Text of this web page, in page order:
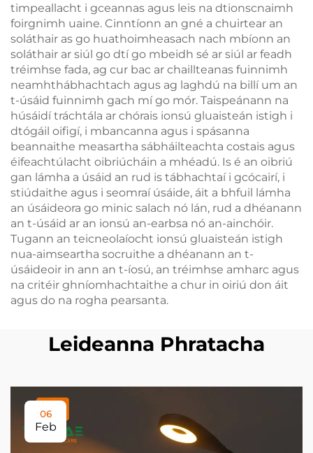
timpeallacht i gceannas agus leis na dtionscnaimh
foirgnimh uaine. Cinntíonn an gné a chuirtear an
soláthair as go huathoimheasach nach mbíonn an
soláthair ar siúl go dtí go mbeidh sé ar siúl ar feadh
tréimhse fada, ag cur bac ar chaillteanas fuinnimh
neamhthábhachtach agus ag laghdú na billí um an
t-úsáid fuinnimh gach mí go mór. Taispeánann na
húsáidí tráchtála ar chórais ionsú gluaisteán istigh i
dtógáil oifigí, i mbancanna agus i spásanna
beannaithe measartha sábháilteachta costais agus
éifeachtúlacht oibriúcháin a mhéadú. Is é an oibriú
gan lámha a úsáid an rud is tábhachtaí i gcócairí, i
stiúdaithe agus i seomraí úsáide, áit a bhfuil lámha
an úsáideora go minic salach nó lán, rud a dhéanann
an t-úsáid ar an ionsú an-earbsa nó an-ainchóir.
Tugann an teicneolaíocht ionsú gluaisteán istigh
nua-aimseartha socruithe a dhéanann an t-
úsáideoir in ann an t-íosú, an tréimhse amharc agus
na critéir ghníomhachtaithe a chur in oiriú don áit
agus do na rogha pearsanta.
Leideanna Phratacha
06
Feb